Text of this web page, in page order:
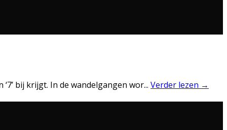
‘7’ bij krijgt. In de wandelgangen wor... Verder lezen →